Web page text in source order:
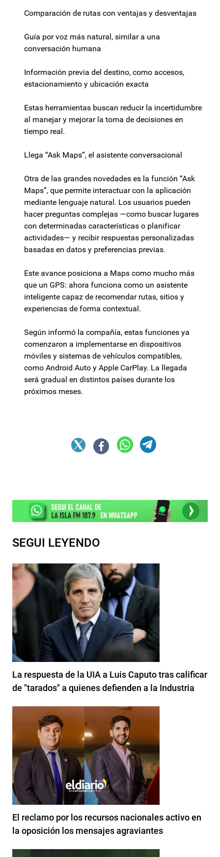
Comparación de rutas con ventajas y desventajas
Guía por voz más natural, similar a una
conversación humana
Información previa del destino, como accesos,
estacionamiento y ubicación exacta
Estas herramientas buscan reducir la incertidumbre
al manejar y mejorar la toma de decisiones en
tiempo real.
Llega “Ask Maps”, el asistente conversacional
Otra de las grandes novedades es la función “Ask
Maps”, que permite interactuar con la aplicación
mediante lenguaje natural. Los usuarios pueden
hacer preguntas complejas —como buscar lugares
con determinadas características o planificar
actividades— y recibir respuestas personalizadas
basadas en datos y preferencias previas.
Este avance posiciona a Maps como mucho más
que un GPS: ahora funciona como un asistente
inteligente capaz de recomendar rutas, sitios y
experiencias de forma contextual.
Según informó la compañía, estas funciones ya
comenzaron a implementarse en dispositivos
móviles y sistemas de vehículos compatibles,
como Android Auto y Apple CarPlay. La llegada
será gradual en distintos países durante los
próximos meses.
SEGUI LEYENDO
La respuesta de la UIA a Luis Caputo tras calificar
de "tarados" a quienes defienden a la Industria
El reclamo por los recursos nacionales activo en
la oposición los mensajes agraviantes